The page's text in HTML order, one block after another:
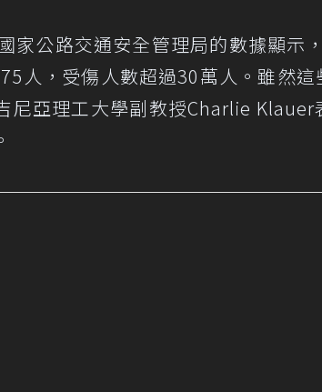
家公路交通安全管理局的數據顯示
人，受傷人數超過30萬人。雖然
尼亞理工大學副教授Charlie